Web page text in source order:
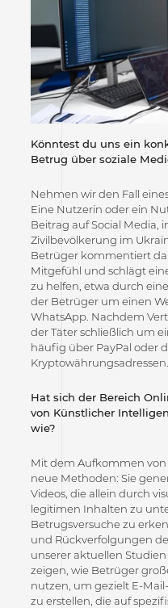
Könntest du uns ein
Betrug über soziale
Nehmen wir den Fall
Eine Nutzerin oder ein
Beitrag auf Social Media,
Zivilbevölkerung im
Betrüger kommentiert
Mitgefühl und schlägt
zu helfen, etwa durch
der Betrüger um einen
WhatsApp. Nachdem
der Täter schließlich um
häufig über PayPal oder
Kryptowährungsadressen.
Hat sich der Bereich
von Künstlicher
wie?
Mit dem Aufkommen
neue Methoden: Sie
Videos, die allein durch
legitimen Inhalten zu
Betrugsversuche zu
und Rückverfolgungen
unserer aktuellen
zeigen, wie Betrüger
nutzen, um gezielt E-
zu erstellen, die auf